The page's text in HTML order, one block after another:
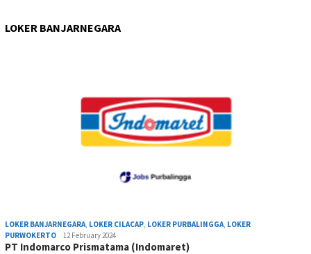
LOKER BANJARNEGARA
LOKER BANJARNEGARA LOKER CILACAP LOKER PURBALINGGA LOKER
PURWOKERTO
12 February 2024
PT Indomarco Prismatama (Indomaret)